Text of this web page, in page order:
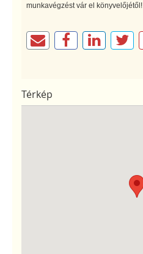
munkavégzést vár el könyvelőjétől!
Térkép